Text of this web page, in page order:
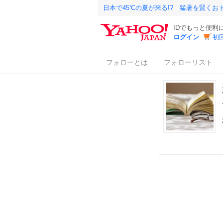
日本で45℃の夏が来る!? 猛暑を賢くお
IDでもっと便利
ログイン
初
フォローとは フォローリスト